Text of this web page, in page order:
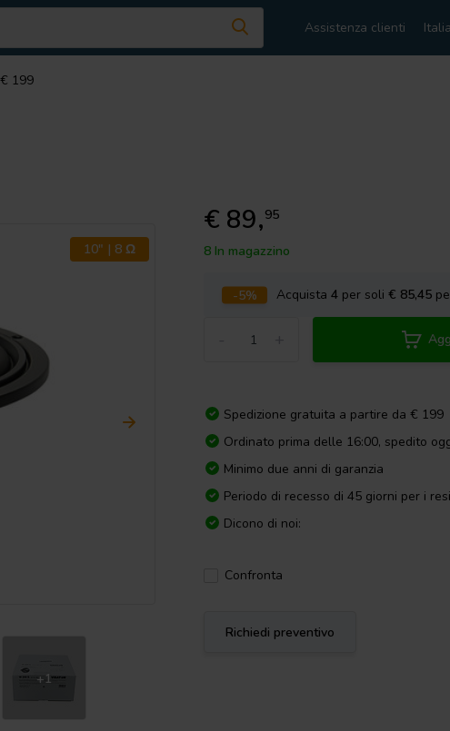
Assistenza clienti
199
10" | 8 Ω
+1
€ 89,95
8 In magazzino
-5% Acquista4 per soli€ 85,45
Spedizione gratuita a partire da € 199
Ordinato prima delle 16:00, spedito
Minimo due anni di garanzia
Periodo di recesso di 45 giorni per i resi
Dicono di noi:
Confronta
Richiedi preventivo